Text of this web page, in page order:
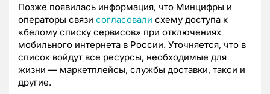
Позже появилась информация, что Минцифры и
операторы связи согласовали схему доступа к
«белому списку сервисов» при отключениях
мобильного интернета в России. Уточняется, что в
список войдут все ресурсы, необходимые для
жизни — маркетплейсы, службы доставки, такси и
другие.